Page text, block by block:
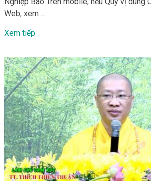
Nghiệp Báo Trên mobile, nếu Quý vị dùng
Web, xem …
Xem tiếp